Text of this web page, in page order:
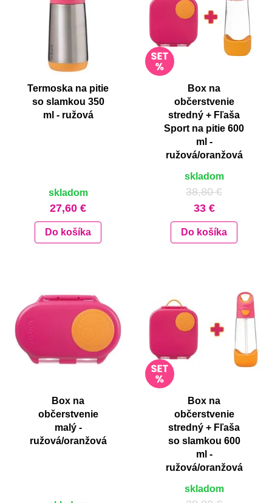
Termoska na pitie
so slamkou 350
ml - ružová
skladom
27,60 €
Do košíka
Box na
občerstvenie
stredný + Fľaša
Sport na pitie 600
ml -
ružová/oranžová
skladom
38,80 €
33 €
Do košíka
Box na
občerstvenie
malý -
ružová/oranžová
Box na
občerstvenie
stredný + Fľaša
so slamkou 600
ml -
ružová/oranžová
skladom